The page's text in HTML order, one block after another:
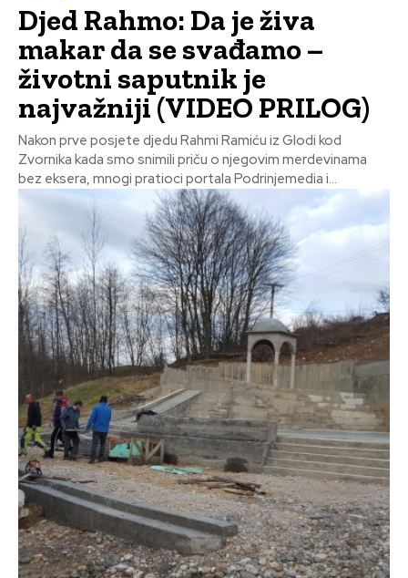
Djed Rahmo: Da je živa
makar da se svađamo –
životni saputnik je
najvažniji (VIDEO PRILOG)
Nakon prve posjete djedu Rahmi Ramiću iz Glodi kod
Zvornika kada smo snimili priču o njegovim merdevinama
bez eksera, mnogi pratioci portala Podrinjemedia i...